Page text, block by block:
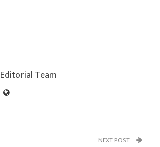
Editorial Team
NEXT POST